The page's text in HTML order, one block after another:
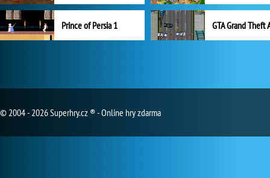
Prince of Persia 1 GTA Grand Theft
© 2004 - 2026 Superhry.cz ® - Online hry zdarma